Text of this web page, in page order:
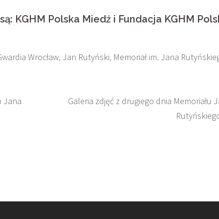
KGHM Polska Miedź i Fundacja KGHM
Wrocław, Jan Rutyński, Memoriał im. Jana
Jana
Galeria zdjęć z drugiego dnia Memoriału